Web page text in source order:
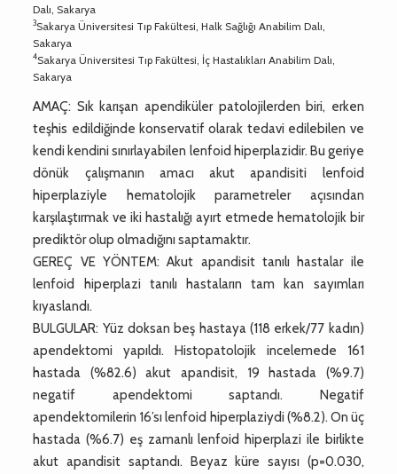
Dalı, Sakarya
3Sakarya Üniversitesi Tıp Fakültesi, Halk Sağlığı Anabilim Dalı,
Sakarya
4Sakarya Üniversitesi Tıp Fakültesi, İç Hastalıkları Anabilim Dalı,
Sakarya
AMAÇ: Sık karışan apendiküler patolojilerden biri, erken
teşhis edildiğinde konservatif olarak tedavi edilebilen ve
kendi kendini sınırlayabilen lenfoid hiperplazidir. Bu geriye
dönük çalışmanın amacı akut apandisiti lenfoid
hiperplaziyle hematolojik parametreler açısından
karşılaştırmak ve iki hastalığı ayırt etmede hematolojik bir
prediktör olup olmadığını saptamaktır.
GEREÇ VE YÖNTEM: Akut apandisit tanılı hastalar ile
lenfoid hiperplazi tanılı hastaların tam kan sayımları
kıyaslandı.
BULGULAR: Yüz doksan beş hastaya (118 erkek/77 kadın)
apendektomi yapıldı. Histopatolojik incelemede 161
hastada (%82.6) akut apandisit, 19 hastada (%9.7)
negatif apendektomi saptandı. Negatif
apendektomilerin 16’sı lenfoid hiperplaziydi (%8.2). On üç
hastada (%6.7) eş zamanlı lenfoid hiperplazi ile birlikte
akut apandisit saptandı. Beyaz küre sayısı (p=0.030,